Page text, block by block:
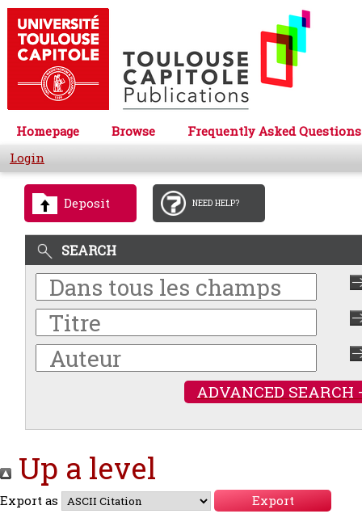
Homepage Browse
Frequently Asked Questions
Login
Deposit NEED HELP?
SEARCH
ADVANCED SEARCH
Up a level
Export as